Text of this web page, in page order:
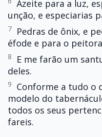
Azeite para a luz,
unção, e especiarias
7
Pedras de ônix, e
éfode e para o
8
E me farão um
deles.
9
Conforme a tudo o
modelo do
todos os seus
fareis.